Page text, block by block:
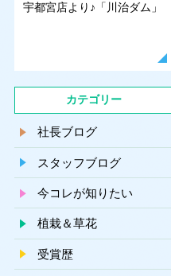
宇都宮店より♪「川治ダム」
カテゴリー
社長ブログ
スタッフブログ
今コレが知りたい
植栽＆草花
受賞歴